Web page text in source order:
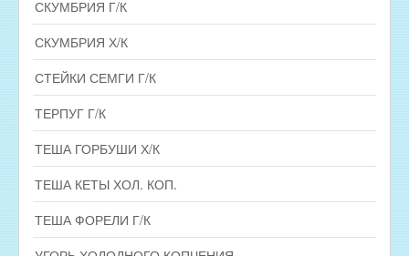
СКУМБРИЯ Г/К
СКУМБРИЯ Х/К
СТЕЙКИ СЕМГИ Г/К
ТЕРПУГ Г/К
ТЕША ГОРБУШИ Х/К
ТЕША КЕТЫ ХОЛ. КОП.
ТЕША ФОРЕЛИ Г/К